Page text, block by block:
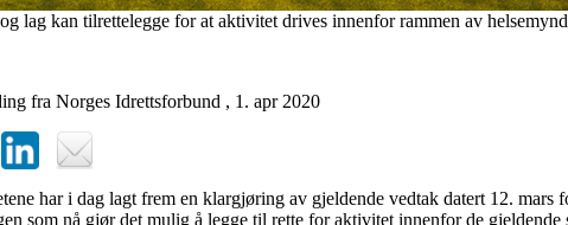
lag kan tilrettelegge for at aktivitet drives innenfor rammen av
fra Norges Idrettsforbund , 1. apr 2020
har i dag lagt frem en klargjøring av gjeldende vedtak datert 12.
som nå gjør det mulig å legge til rette for aktivitet innenfor de gjeldende